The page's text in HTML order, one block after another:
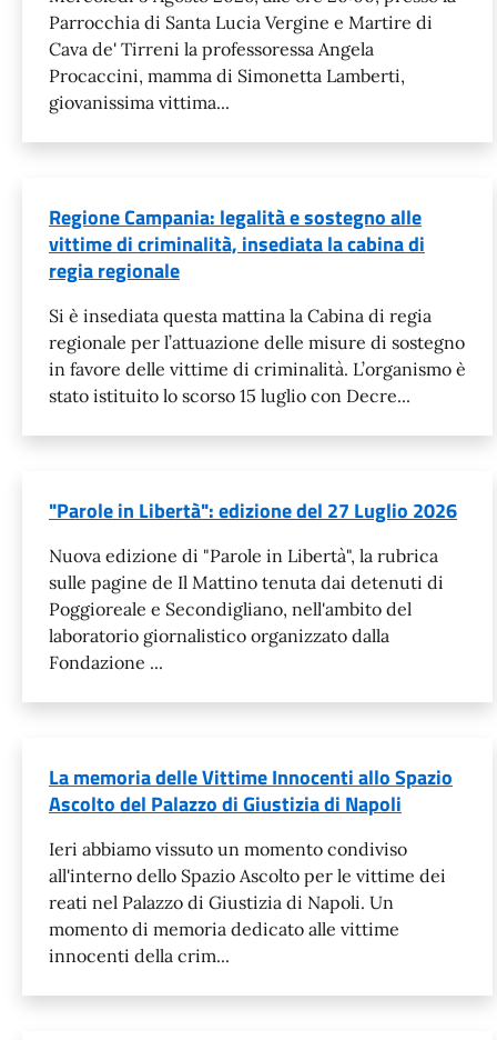
Parrocchia di Santa Lucia Vergine e Martire di
Cava de' Tirreni la professoressa Angela
Procaccini, mamma di Simonetta Lamberti,
giovanissima vittima...
Regione Campania: legalità e sostegno alle
vittime di criminalità, insediata la cabina di
regia regionale
Si è insediata questa mattina la Cabina di regia
regionale per l’attuazione delle misure di sostegno
in favore delle vittime di criminalità. L’organismo è
stato istituito lo scorso 15 luglio con Decre...
"Parole in Libertà": edizione del 27 Luglio 2026
Nuova edizione di "Parole in Libertà", la rubrica
sulle pagine de Il Mattino tenuta dai detenuti di
Poggioreale e Secondigliano, nell'ambito del
laboratorio giornalistico organizzato dalla
Fondazione ...
La memoria delle Vittime Innocenti allo Spazio
Ascolto del Palazzo di Giustizia di Napoli
Ieri abbiamo vissuto un momento condiviso
all'interno dello Spazio Ascolto per le vittime dei
reati nel Palazzo di Giustizia di Napoli. Un
momento di memoria dedicato alle vittime
innocenti della crim...